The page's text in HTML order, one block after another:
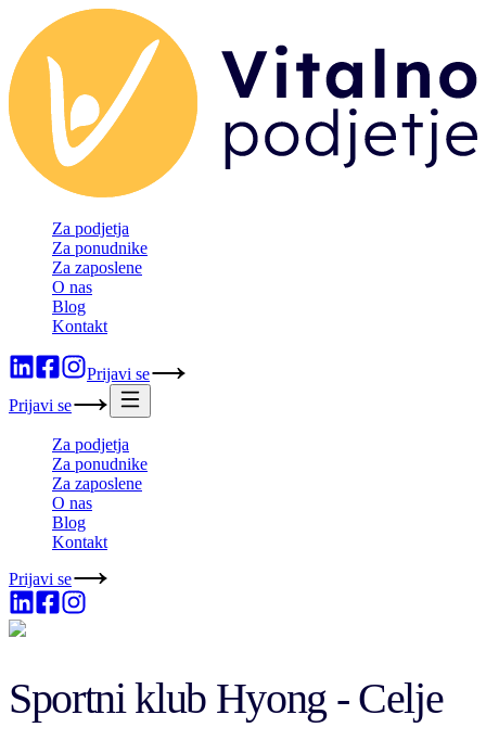
Za podjetja
Za ponudnike
Za zaposlene
O nas
Blog
Kontakt
Prijavi se
Prijavi se
Za podjetja
Za ponudnike
Za zaposlene
O nas
Blog
Kontakt
Prijavi se
Sportni klub Hyong - Celje